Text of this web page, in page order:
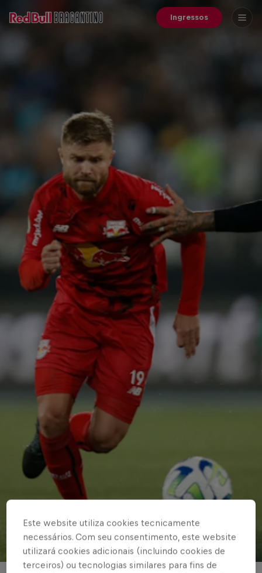
Ingressos
© Red Bull Bragantino
Este website utiliza cookies tecnicamente
necessários. Com seu consentimento, este website
utilizará cookies adicionais (incluindo cookies de
terceiros) ou tecnologias similares para fins de